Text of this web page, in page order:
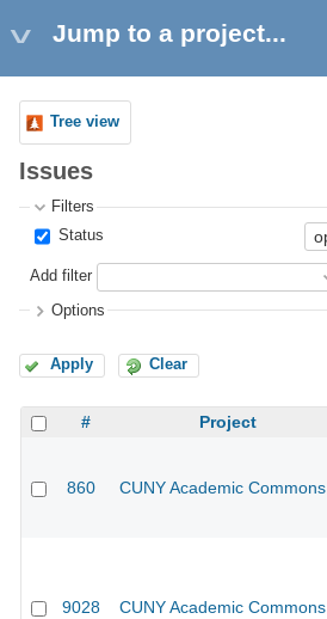
Jump to a project...
Tree view
Issues
Filters
Status
Add filter
Options
Apply Clear
# Project
860 CUNY Academic Commons
9028 CUNY Academic Commons